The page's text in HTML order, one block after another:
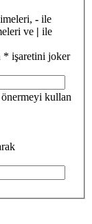
- ile
ve | ile
* işaretini joker
kullan